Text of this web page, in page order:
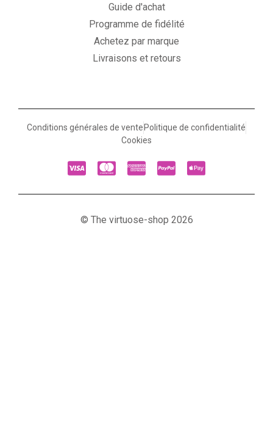
Guide d'achat
Programme de fidélité
Achetez par marque
Livraisons et retours
Conditions générales de vente Politique de confidentialité
Cookies
© The virtuose-shop 2026